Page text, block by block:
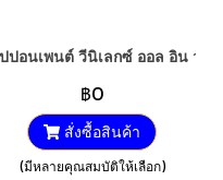
เงา)
ปอนเพนต์ วีนิเลกซ์ ออล อิน วัน
฿0
สั่งซื้อสินค้า
(มีหลายคุณสมบัติให้เลือก)